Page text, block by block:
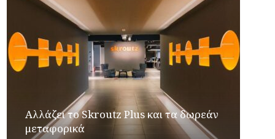
Αλλάζει το Skroutz Plus και τα δωρεάν
μεταφορικά